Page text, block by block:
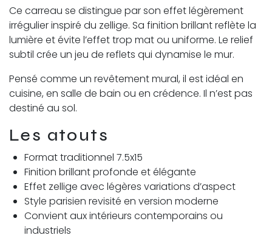
Ce carreau se distingue par son effet légèrement
irrégulier inspiré du zellige. Sa finition brillant reflète la
lumière et évite l’effet trop mat ou uniforme. Le relief
subtil crée un jeu de reflets qui dynamise le mur.
Pensé comme un revêtement mural, il est idéal en
cuisine, en salle de bain ou en crédence. Il n’est pas
destiné au sol.
Les atouts
Format traditionnel 7.5x15
Finition brillant profonde et élégante
Effet zellige avec légères variations d’aspect
Style parisien revisité en version moderne
Convient aux intérieurs contemporains ou
industriels